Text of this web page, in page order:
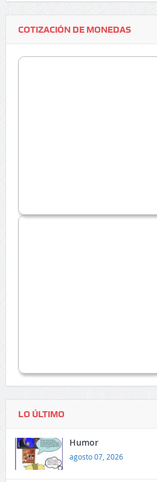
COTIZACIÓN DE MONEDAS
LO ÚLTIMO
Humor
agosto 07, 2026